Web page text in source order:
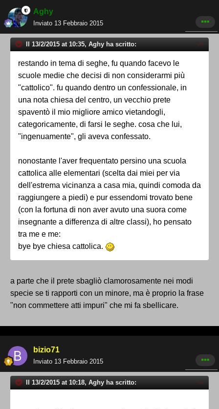
Aghy
Inviato 13 Febbraio 2015
Il 13/2/2015 at 10:35, Aghy ha scritto:
restando in tema di seghe, fu quando facevo le
scuole medie che decisi di non considerarmi più
"cattolico". fu quando dentro un confessionale, in
una nota chiesa del centro, un vecchio prete
spaventò il mio migliore amico vietandogli,
categoricamente, di farsi le seghe. cosa che lui,
"ingenuamente", gli aveva confessato.
nonostante l'aver frequentato persino una scuola
cattolica alle elementari (scelta dai miei per via
dell'estrema vicinanza a casa mia, quindi comoda da
raggiungere a piedi) e pur essendomi trovato bene
(con la fortuna di non aver avuto una suora come
insegnante a differenza di altre classi), ho pensato
tra me e me:
bye bye chiesa cattolica.
a parte che il prete sbagliò clamorosamente nei modi
specie se ti rapporti con un minore, ma è proprio la frase
"non commettere atti impuri" che mi fa sbellicare.
bizio71
Inviato 13 Febbraio 2015
Il 13/2/2015 at 10:18, Aghy ha scritto: